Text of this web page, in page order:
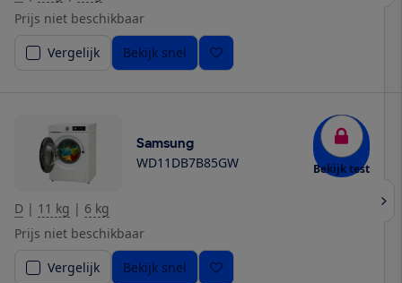
Prijs niet beschikbaar
Vergelijk
Bekijk snel
Samsung
WD11DB7B85GW Bekijk test
D | 11 kg | 6 kg
Prijs niet beschikbaar
Vergelijk
Bekijk snel